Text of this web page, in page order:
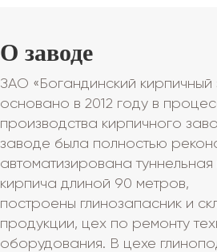
О заводе
ЗАО «Богандинский кирпичный
основано в 2012 году в
производства кирпичного
заводе была полностью
автоматизирована
кирпича длиной 90 метров,
построены глинозапасник и
продукции, цех по ремонту
оборудования. В цехе